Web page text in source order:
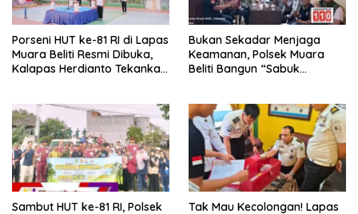
Porseni HUT ke-81 RI di Lapas
Muara Beliti Resmi Dibuka,
Kalapas Herdianto Tekankan
Bukan Sekadar Menjaga
Keamanan, Polsek Muara
Beliti Bangun “Sabuk
Sambut HUT ke-81 RI, Polsek
Tak Mau Kecolongan! Lapas